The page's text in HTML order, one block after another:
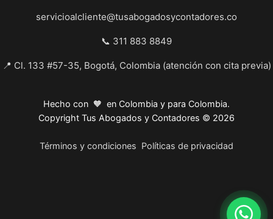
servicioalcliente@tusabogadosycontadores.co
📞 311 883 8849
📍 Cl. 133 #57-35, Bogotá, Colombia (atención con cita previa)
Hecho con 🧡 en Colombia y para Colombia.
Copyright Tus Abogados y Contadores © 2026
Términos y condiciones Políticas de privacidad